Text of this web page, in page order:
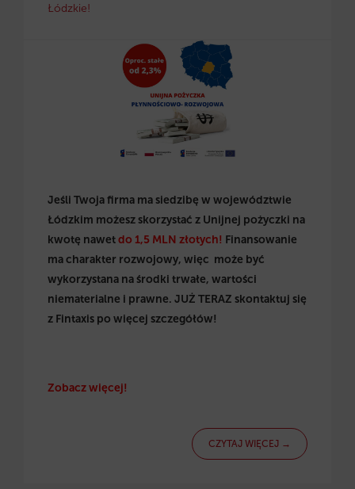
Łódzkie!
Jeśli Twoja firma ma siedzibę w województwie
Łódzkim możesz skorzystać z Unijnej pożyczki na
kwotę nawetdo 1,5 MLN złotych! Finansowanie
ma charakter rozwojowy, więc może być
wykorzystana na środki trwałe, wartości
niematerialne i prawne. JUŻ TERAZ skontaktuj się
z Fintaxis po więcej szczegółów!
Zobacz więcej!
CZYTAJ WIĘCEJ →